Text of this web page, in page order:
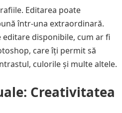
Editarea poate
într-una extraordinară.
disponibile, cum ar fi
care îți permit să
culorile și multe altele.
Creativitatea